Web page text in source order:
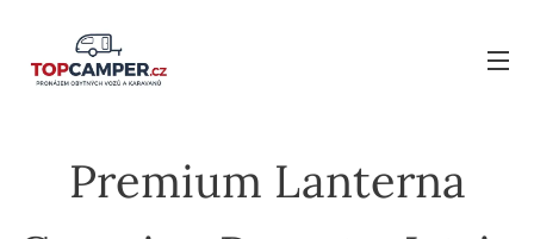
Premium Lanterna